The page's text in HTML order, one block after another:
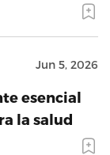
Jun 5, 2026
esencial
la salud